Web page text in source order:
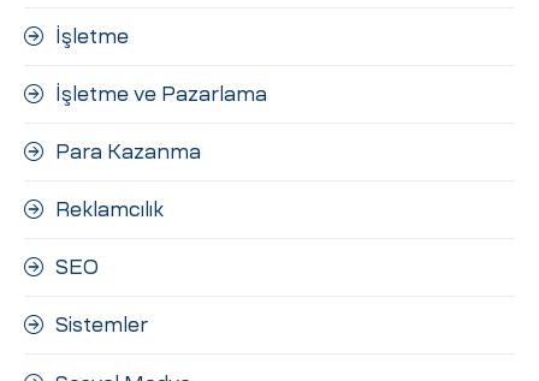
İşletme
İşletme ve Pazarlama
Para Kazanma
Reklamcılık
SEO
Sistemler